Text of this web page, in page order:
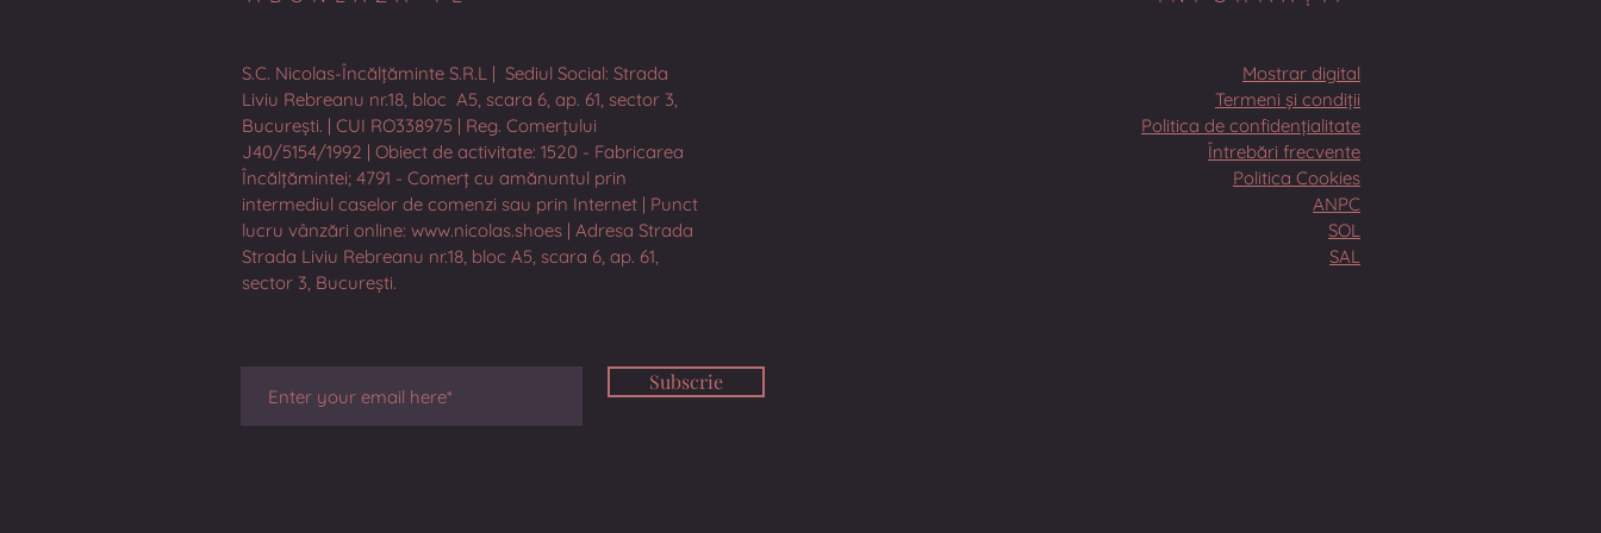
S.C. Nicolas-Încălțăminte S.R.L | Sediul Social: Strada
Liviu Rebreanu nr.18, bloc A5, scara 6, ap. 61, sector 3,
București. | CUI RO338975 | Reg. Comerțului
J40/5154/1992 | Obiect de activitate: 1520 - Fabricarea
Încălțămintei; 4791 - Comerț cu amănuntul prin
intermediul caselor de comenzi sau prin Internet | Punct
lucru vânzări online: www.nicolas.shoes | Adresa Strada
Strada Liviu Rebreanu nr.18, bloc A5, scara 6, ap. 61,
sector 3, București.
Mostrar digital
Termeni și condiții
Politica de confidențialitate
Întrebări frecvente
Politica Cookies
ANPC
SOL
SAL
Subscrie